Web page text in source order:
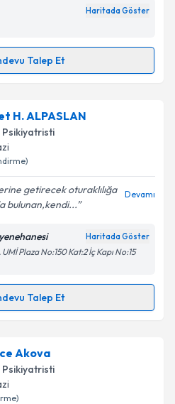
işlenmesine ilişkin
kişisel verilerimin belirtilen
Talebini Gönder
Haritada Göster
Talep Et
Talebi
randevu takvimi talebi
randevu almanız için bir
e-posta ile bilgilendireceğiz.
ilişkin
Aydınlatma
kişisel verilerimin belirtilen
kabul ediyorum.
Talebini Gönder
H. ALPASLAN
Psikiyatristi
getirecek oturaklılığa
bulunan,kendi...
Devamı
Haritada Göster
Plaza No:150 Kat:2 İç Kapı No:15
Talep Et
Talebi
için randevu takvimi
uzmandan randevu almanız
e-posta ile
Akova
Psikiyatristi